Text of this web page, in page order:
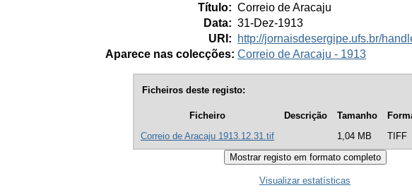
Título: Correio de Aracaju
Data: 31-Dez-1913
URI:
http://jornaisdesergipe.ufs.br/
Aparece nas colecções: Correio de Aracaju - 1913
Ficheiros deste registo:
Ficheiro Descrição Tamanho
Correio de Aracaju 1913.12.31.tif
1,04 MB TIFF
Visualizar estatísticas